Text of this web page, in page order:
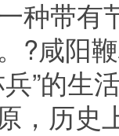
种带有
?咸阳
”的生
，历史